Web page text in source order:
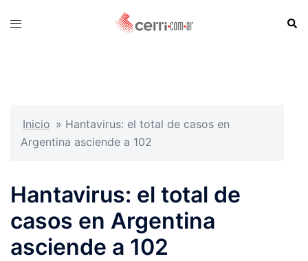
Toggle
Inicio » Hantavirus: el total de casos en
Argentina asciende a 102
Hantavirus: el total de
casos en Argentina
asciende a 102